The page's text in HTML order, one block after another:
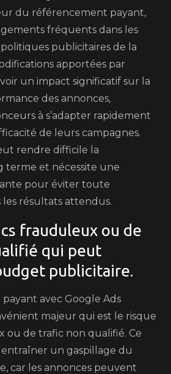
du référencement payant,
fréquents dans les
publicitaires de la
apportées par
un impact significatif sur la
des annonces,
à s’adapter rapidement
de leurs campagnes.
rendre difficile la
terme et nécessite une
pour éviter toute
résultats attendus.
frauduleux ou de
qui peut
publicitaire.
avec Google Ads
majeur qui est le risque
ou de trafic non qualifié. Ce
un gaspillage du
car les annonces peuvent